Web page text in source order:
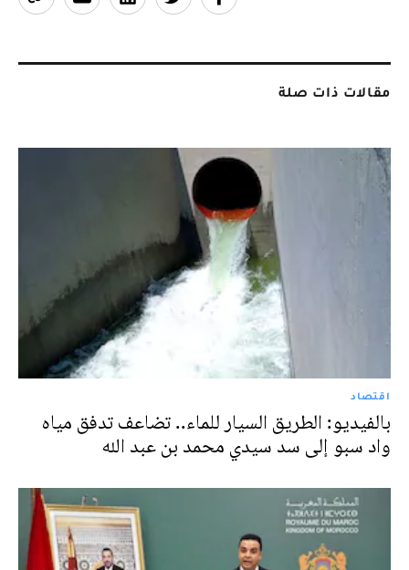
مقالات ذات صلة
اقتصاد
بالفيديو: الطريق السيار للماء.. تضاعف تدفق مياه
واد سبو إلى سد سيدي محمد بن عبد الله